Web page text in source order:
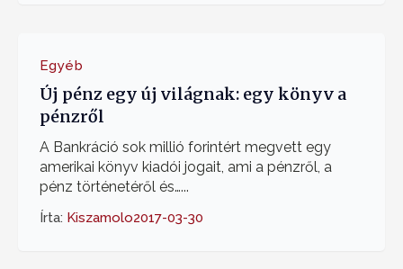
Egyéb
Új pénz egy új világnak: egy könyv a
pénzről
A Bankráció sok millió forintért megvett egy
amerikai könyv kiadói jogait, ami a pénzről, a
pénz történetéről és…...
Írta: Kiszamolo2017-03-30